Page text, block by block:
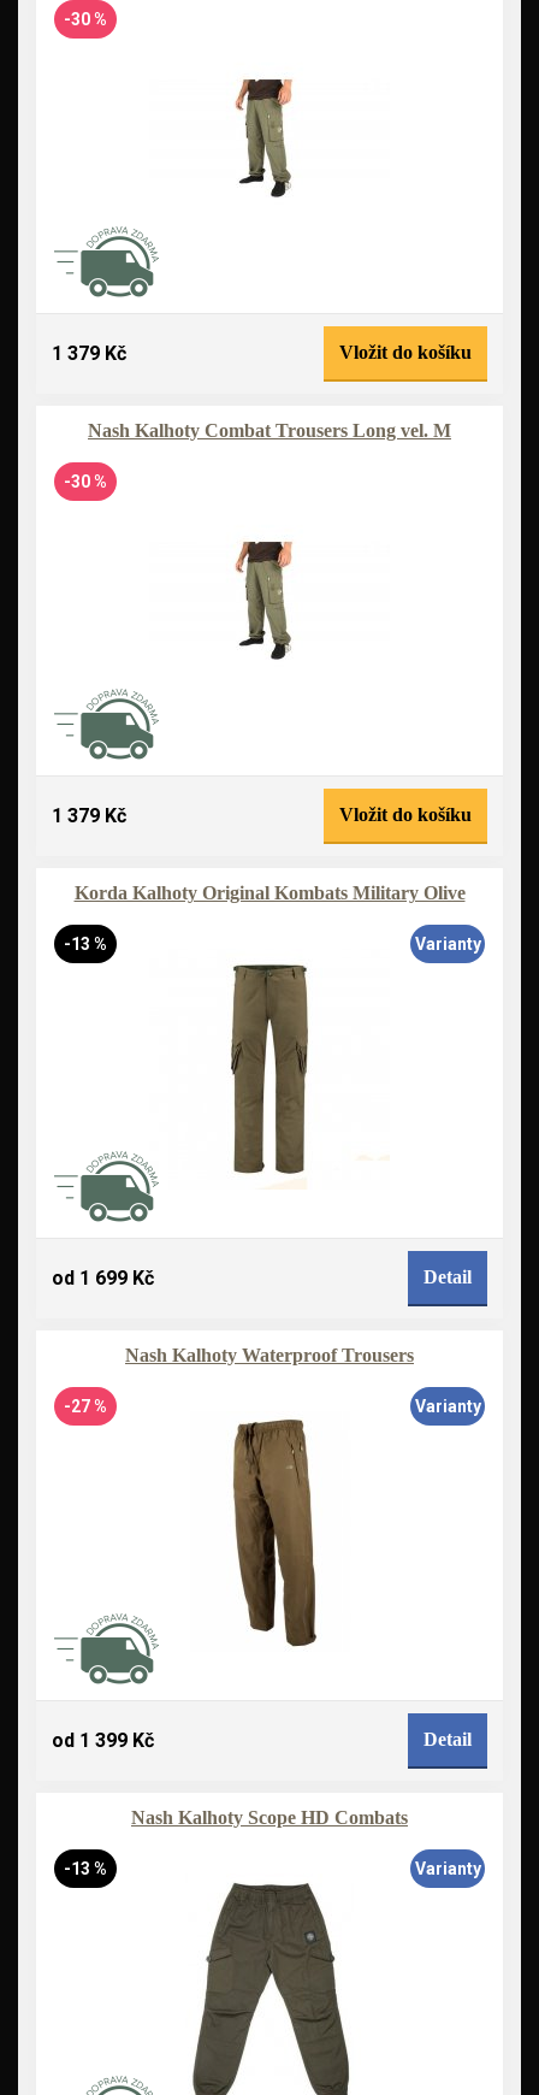
-30 %
1 379 Kč Vložit do košíku
Nash Kalhoty Combat Trousers Long vel. M
-30 %
1 379 Kč Vložit do košíku
Korda Kalhoty Original Kombats Military Olive
-13 % Varianty
od 1 699 Kč Detail
Nash Kalhoty Waterproof Trousers
-27 % Varianty
od 1 399 Kč Detail
Nash Kalhoty Scope HD Combats
-13 % Varianty